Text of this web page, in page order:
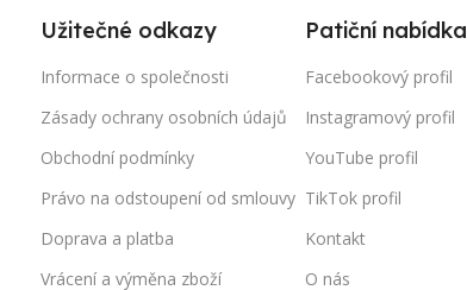
Užitečné odkazy
Informace o společnosti
Zásady ochrany osobních údajů
Obchodní podmínky
Právo na odstoupení od smlouvy
Doprava a platba
Vrácení a výměna zboží
Patiční nabídka
Facebookový profil
Instagramový profil
YouTube profil
TikTok profil
Kontakt
O nás